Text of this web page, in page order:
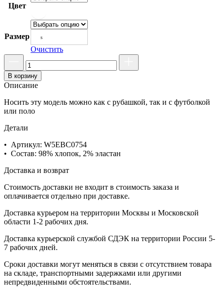
Цвет
Размер s
Очистить
В корзину
Описание
Носить эту модель можно как с рубашкой, так и с футболкой
или поло
Детали
• Артикул: W5EBC0754
• Состав: 98% хлопок, 2% эластан
Доставка и возврат
Стоимость доставки не входит в стоимость заказа и
оплачивается отдельно при доставке.
Доставка курьером на территории Москвы и Московской
области 1-2 рабочих дня.
Доставка курьерской службой СДЭК на территории России 5-
7 рабочих дней.
Сроки доставки могут меняться в связи с отсутствием товара
на складе, транспортными задержками или другими
непредвиденными обстоятельствами.